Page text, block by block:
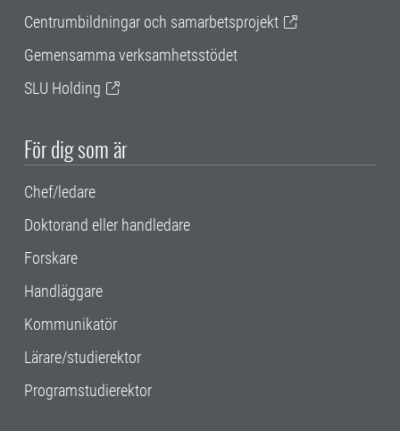
Centrumbildningar och samarbetsprojekt
Gemensamma verksamhetsstödet
SLU Holding
För dig som är
Chef/ledare
Doktorand eller handledare
Forskare
Handläggare
Kommunikatör
Lärare/studierektor
Programstudierektor